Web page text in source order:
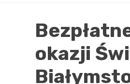
okazji